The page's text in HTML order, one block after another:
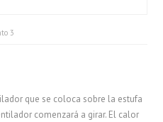
3
que se coloca sobre la estufa
comenzará a girar. El calor